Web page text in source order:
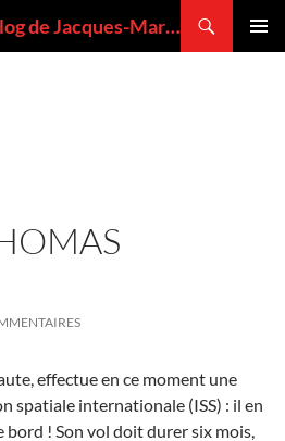
VOLCANMANIA : le blog de Jacques-Marie BARDINTZEFF, volcanologue
effectue en ce moment une
spatiale internationale (ISS) : il en
bord ! Son vol doit durer six mois,